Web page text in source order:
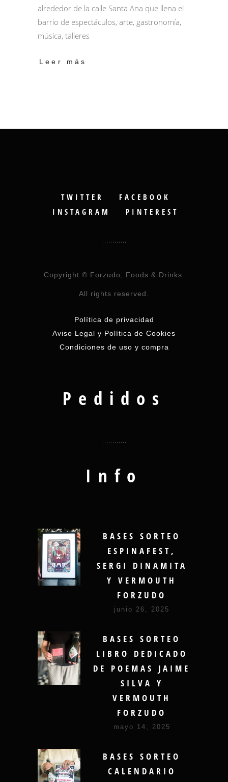
alrededor de la calle Santa Ana que llena el
barrio de espectáculos, arte, gastronomía,
música, talleres
Leer más
TWITTER
FACEBOOK
INSTAGRAM
PINTEREST
Copyright © Forzudo, Foods & Drinks.
All rights reserved.
Política de privacidad
Aviso Legal y Política de Cookies
Condiciones de uso y compra
Pedidos
Info
BASES SORTEO
ESPINAFEST,
SERGI DINAMITA
Y VERMOUTH
FORZUDO
junio 26, 2025
BASES SORTEO
LIBRO DEDICADO
DE POEMAS JAIME
SILVA Y
VERMOUTH
FORZUDO
mayo 14, 2025
BASES SORTEO
CALENDARIO